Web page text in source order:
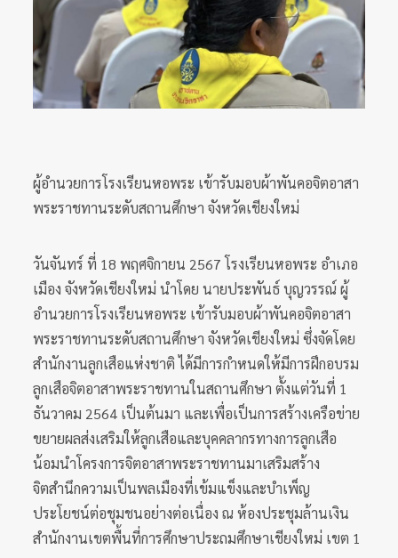
ผู้อำนวยการโรงเรียนหอพระ เข้ารับมอบผ้าพันคอจิตอาสา
พระราชทานระดับสถานศึกษา จังหวัดเชียงใหม่
วันจันทร์ ที่ 18 พฤศจิกายน 2567 โรงเรียนหอพระ อำเภอ
เมือง จังหวัดเชียงใหม่ นำโดย นายประพันธ์ บุญวรรณ์ ผู้
อำนวยการโรงเรียนหอพระ เข้ารับมอบผ้าพันคอจิตอาสา
พระราชทานระดับสถานศึกษา จังหวัดเชียงใหม่ ซึ่งจัดโดย
สำนักงานลูกเสือแห่งชาติ ได้มีการกำหนดให้มีการฝึกอบรม
ลูกเสือจิตอาสาพระราชทานในสถานศึกษา ตั้งแต่วันที่ 1
ธันวาคม 2564 เป็นต้นมา และเพื่อเป็นการสร้างเครือข่าย
ขยายผลส่งเสริมให้ลูกเสือและบุคคลากรทางการลูกเสือ
น้อมนำโครงการจิตอาสาพระราชทานมาเสริมสร้าง
จิตสำนึกความเป็นพลเมืองที่เข้มแข็งและบำเพ็ญ
ประโยชน์ต่อชุมชนอย่างต่อเนื่อง ณ ห้องประชุมล้านเงิน
สำนักงานเขตพื้นที่การศึกษาประถมศึกษาเชียงใหม่ เขต 1